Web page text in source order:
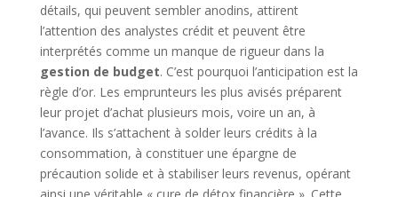
détails, qui peuvent sembler anodins, attirent
l’attention des analystes crédit et peuvent être
interprétés comme un manque de rigueur dans la
gestion de budget. C’est pourquoi l’anticipation est la
règle d’or. Les emprunteurs les plus avisés préparent
leur projet d’achat plusieurs mois, voire un an, à
l’avance. Ils s’attachent à solder leurs crédits à la
consommation, à constituer une épargne de
précaution solide et à stabiliser leurs revenus, opérant